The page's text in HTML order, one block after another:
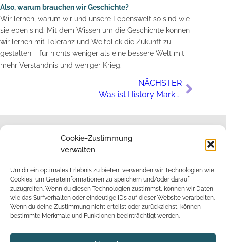
Cookie-Zustimmung
verwalten
Um dir ein optimales Erlebnis zu bieten, verwenden wir Technologien wie
Cookies, um Geräteinformationen zu speichern und/oder darauf
zuzugreifen. Wenn du diesen Technologien zustimmst, können wir Daten
wie das Surfverhalten oder eindeutige IDs auf dieser Website verarbeiten.
Wenn du deine Zustimmung nicht erteilst oder zurückziehst, können
bestimmte Merkmale und Funktionen beeinträchtigt werden.
Also, warum brauchen wir Geschichte?
Wir lernen, warum wir und unsere Lebenswelt so sind wie
sie eben sind. Mit dem Wissen um die Geschichte können
wir lernen mit Toleranz und Weitblick die Zukunft zu
gestalten – für nichts weniger als eine bessere Welt mit
mehr Verständnis und weniger Krieg.
NÄCHSTER
Was ist History Marketing?
Datenschutz